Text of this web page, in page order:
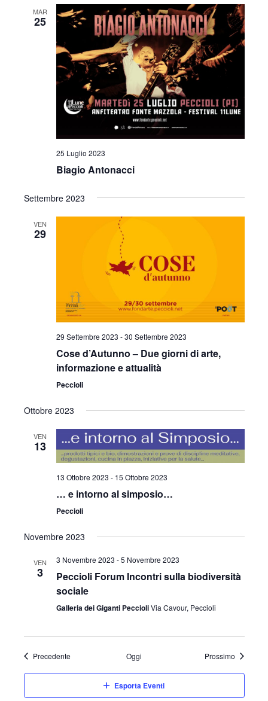
MAR
25
25 Luglio 2023
Biagio Antonacci
Settembre 2023
VEN
29
29 Settembre 2023 -30 Settembre 2023
Cose d’Autunno – Due giorni di arte,
informazione e attualità
Peccioli
Ottobre 2023
VEN
13
13 Ottobre 2023 - 15 Ottobre 2023
… e intorno al simposio…
Peccioli
Novembre 2023
VEN
3
3 Novembre 2023 -5 Novembre 2023
Peccioli Forum Incontri sulla biodiversità
sociale
Galleria dei Giganti PeccioliVia Cavour, Peccioli
PrecedenteEventi Oggi Prossimo Eventi
Esporta Eventi